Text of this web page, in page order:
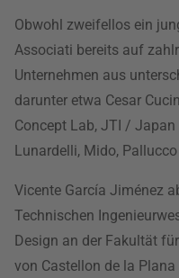
Obwohl zweifellos ein
Associati bereits auf
Unternehmen aus
darunter etwa Cesar
Concept Lab, JTI /
Lunardelli, Mido,
Vicente García Jiménez
Technischen
Design an der Fakultät
von Castellon de la